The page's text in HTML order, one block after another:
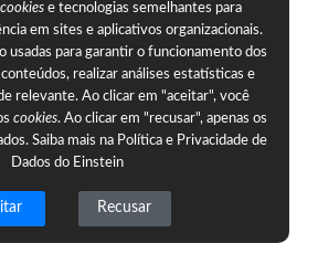
cookies e tecnologias semelhantes para
em sites e aplicativos organizacionais.
usadas para garantir o funcionamento dos
realizar análises estatísticas e
relevante. Ao clicar em "aceitar", você
cookies. Ao clicar em "recusar", apenas os
Saiba mais na Política e Privacidade de
Dados do Einstein
Recusar